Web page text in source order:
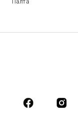
Поли
Аксесоари